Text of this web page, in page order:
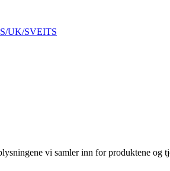
UK/SVEITS
vi samler inn for produktene